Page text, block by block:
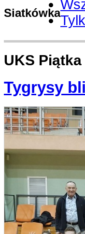
Siatkówka
UKS
Tygrysy